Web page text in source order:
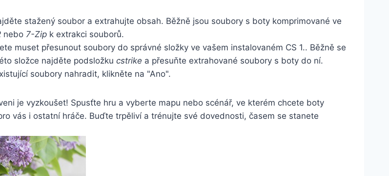
stažený soubor a⁤ extrahujte obsah. Běžně jsou soubory s boty ‌komprimované ve​
nebo 7-Zip k⁤ extrakci souborů.
muset přesunout soubory do správné složky ve vašem instalovaném CS 1.. Běžně se
složce najděte ⁤podsložku cstrike a přesuňte extrahované soubory s boty do ní.
soubory nahradit, klikněte na "Ano".
je vyzkoušet! Spusťte hru a vyberte ⁤mapu nebo scénář,⁣ ve kterém‌ chcete boty
vás i ostatní ‌hráče. Buďte trpěliví a trénujte své dovednosti, časem se stanete